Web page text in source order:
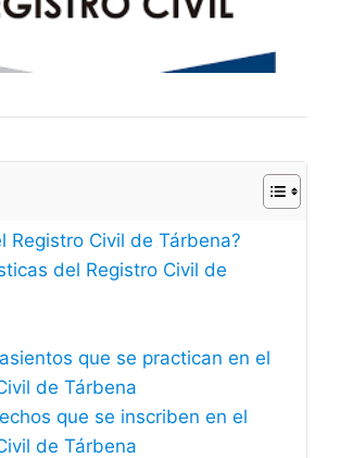
Registro Civil de Tárbena?
del Registro Civil de
que se practican en el
de Tárbena
que se inscriben en el
de Tárbena